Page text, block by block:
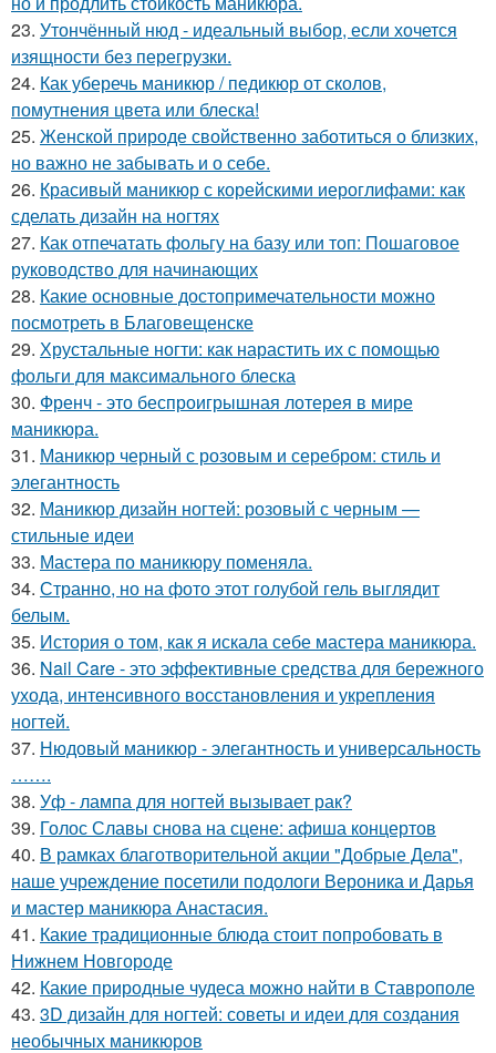
23. Утончённый нюд - идеальный выбор, если хочется
изящности без перегрузки.
24. Как уберечь маникюр / педикюр от сколов,
помутнения цвета или блеска!
25. Женской природе свойственно заботиться о близких,
но важно не забывать и о себе.
26. Красивый маникюр с корейскими иероглифами: как
сделать дизайн на ногтях
27. Как отпечатать фольгу на базу или топ: Пошаговое
руководство для начинающих
28. Какие основные достопримечательности можно
посмотреть в Благовещенске
29. Хрустальные ногти: как нарастить их с помощью
фольги для максимального блеска
30. Френч - это беспроигрышная лотерея в мире
маникюра.
31. Маникюр черный с розовым и серебром: стиль и
элегантность
32. Маникюр дизайн ногтей: розовый с черным —
стильные идеи
33. Мастера по маникюру поменяла.
34. Странно, но на фото этот голубой гель выглядит
белым.
35. История о том, как я искала себе мастера маникюра.
36. Nail Care - это эффективные средства для бережного
ухода, интенсивного восстановления и укрепления
ногтей.
37. Нюдовый маникюр - элегантность и универсальность
…….
38. Уф - лампа для ногтей вызывает рак?
39. Голос Славы снова на сцене: афиша концертов
40. В рамках благотворительной акции "Добрые Дела",
наше учреждение посетили подологи Вероника и Дарья
и мастер маникюра Анастасия.
41. Какие традиционные блюда стоит попробовать в
Нижнем Новгороде
42. Какие природные чудеса можно найти в Ставрополе
43. 3D дизайн для ногтей: советы и идеи для создания
необычных маникюров